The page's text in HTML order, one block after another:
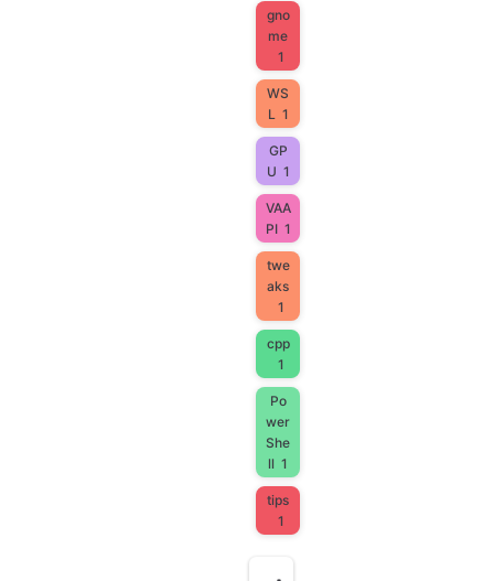
gno
me
1
WS
L 1
GP
U 1
VAA
PI 1
twe
aks
1
cpp
1
Po
wer
She
ll 1
tips
1